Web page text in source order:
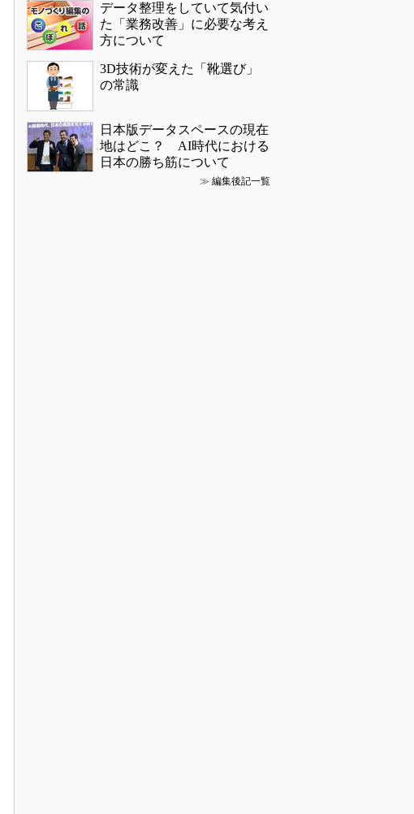
データ整理をしていて気付い
た「業務改善」に必要な考え
方について
3D技術が変えた「靴選び」
の常識
日本版データスペースの現在
地はどこ？ AI時代における
日本の勝ち筋について
≫ 編集後記一覧